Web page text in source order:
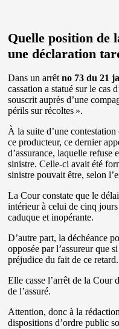
Quelle position de
une déclaration
Dans un arrêtno 73 du 21
cassation a statué sur le cas
souscrit auprès d’une
périls sur récoltes ».
À la suite d’une
ce producteur, ce dernier
d’assurance, laquelle refuse
sinistre. Celle-ci avait été
sinistre pouvait être, selon
La Cour constate que le
intérieur à celui de cinq
caduque et inopérante.
D’autre part, la déchéance
opposée par l’assureur que
préjudice du fait de ce retard.
Elle casse l’arrêt de la Cour
de l’assuré.
Attention, donc à la
dispositions d’ordre public